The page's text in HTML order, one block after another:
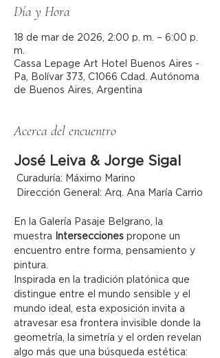
Día y Hora
18 de mar de 2026, 2:00 p. m. – 6:00 p.
m.
Cassa Lepage Art Hotel Buenos Aires -
Pa, Bolívar 373, C1066 Cdad. Autónoma
de Buenos Aires, Argentina
Acerca del encuentro
José Leiva & Jorge Sigal
Curaduría: Máximo Marino
Dirección General: Arq. Ana María Carrio
En la Galería Pasaje Belgrano, la
muestra
Intersecciones propone un
encuentro entre forma, pensamiento y
pintura.
Inspirada en la tradición platónica que
distingue entre el mundo sensible y el
mundo ideal, esta exposición invita a
atravesar esa frontera invisible donde la
geometría, la simetría y el orden revelan
algo más que una búsqueda estética: